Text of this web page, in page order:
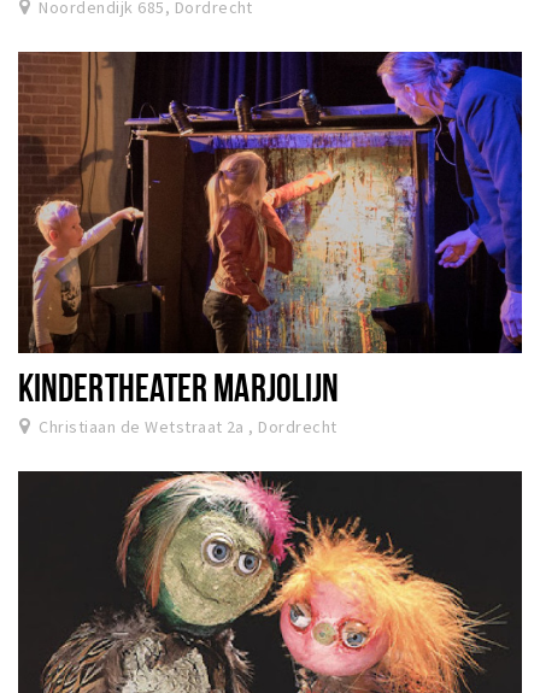
Noordendijk 685, Dordrecht
KINDERTHEATER MARJOLIJN
Christiaan de Wetstraat 2a , Dordrecht